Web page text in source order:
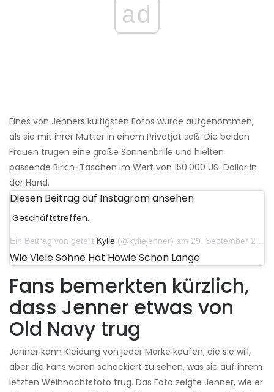
ad
Eines von Jenners kultigsten Fotos wurde aufgenommen,
als sie mit ihrer Mutter in einem Privatjet saß. Die beiden
Frauen trugen eine große Sonnenbrille und hielten
passende Birkin-Taschen im Wert von 150.000 US-Dollar in
der Hand.
Diesen Beitrag auf Instagram ansehen
Geschäftstreffen.
Ein Beitrag von geteilt Kylie (@kyliejenner) am 29. September 2019 um 20:02 Uhr PDT
Wie Viele Söhne Hat Howie Schon Lange
Fans bemerkten kürzlich,
dass Jenner etwas von
Old Navy trug
Jenner kann Kleidung von jeder Marke kaufen, die sie will,
aber die Fans waren schockiert zu sehen, was sie auf ihrem
letzten Weihnachtsfoto trug. Das Foto zeigte Jenner, wie er